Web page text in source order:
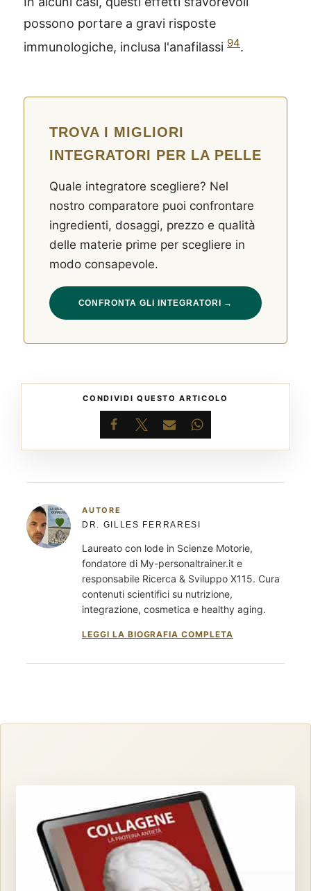
possono portare a gravi risposte
immunologiche, inclusa l'anafilassi 94.
TROVA I MIGLIORI
INTEGRATORI PER LA PELLE
Quale integratore scegliere? Nel
nostro comparatore puoi confrontare
ingredienti, dosaggi, prezzo e qualità
delle materie prime per scegliere in
modo consapevole.
CONFRONTA GLI INTEGRATORI →
CONDIVIDI QUESTO ARTICOLO
Facebook
X EmailWhatsApp
AUTORE
DR. GILLES FERRARESI
Laureato con lode in Scienze Motorie,
fondatore di My-personaltrainer.it e
responsabile Ricerca & Sviluppo X115. Cura
contenuti scientifici su nutrizione,
integrazione, cosmetica e healthy aging.
LEGGI LA BIOGRAFIA COMPLETA